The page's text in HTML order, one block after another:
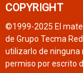
COPYRIGHT
©1999-2025 El
de Grupo Tecma
utilizarlo de ninguna
permiso por escrito